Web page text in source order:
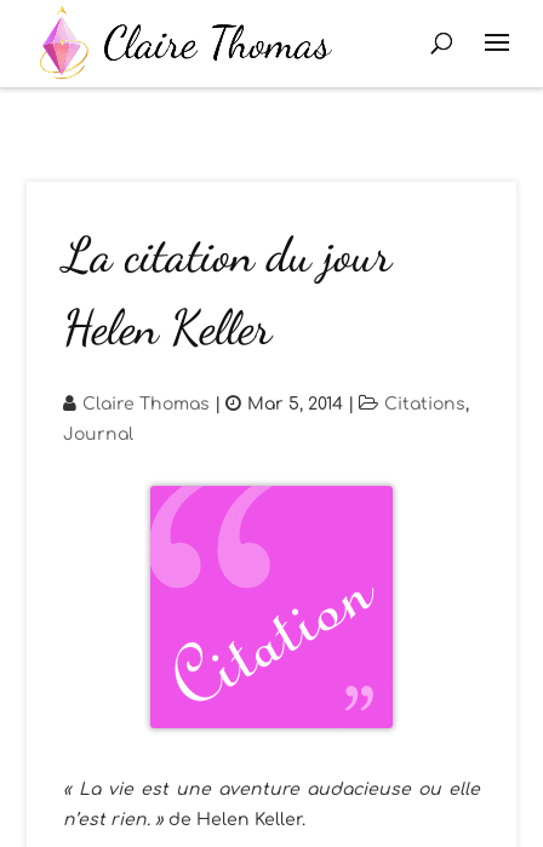
La citation du jour
Helen Keller
Claire Thomas | Mar 5, 2014 | Citations,
Journal
« La vie est une aventure audacieuse ou elle
n’est rien. » de Helen Keller.